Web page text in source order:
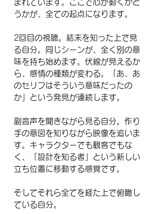
まれています。ここで心が動くかど
うかが、全ての起点になります。
2回目の視聴。結末を知った上で見
る自分。同じシーンが、全く別の意
味を持ち始めます。伏線が見えるか
ら、感情の種類が変わる。「あ、あ
のセリフはそういう意味だったの
か」という発見が連続します。
副音声を聞きながら見る自分。作り
手の意図を知りながら映像を追いま
す。キャラクターでも観客でもな
く、「設計を知る者」という新しい
立ち位置に移動する感覚です。
そしてそれら全てを経た上で俯瞰し
ている自分。